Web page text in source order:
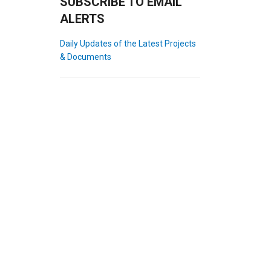
ALERTS
Daily Updates of the Latest Projects
& Documents